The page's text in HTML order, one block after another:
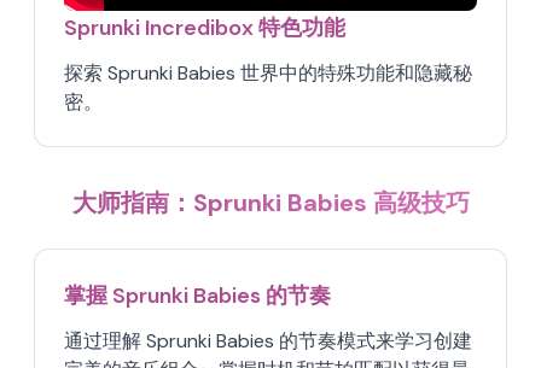
Sprunki Incredibox 特色功能
探索 Sprunki Babies 世界中的特殊功能和隐藏秘
密。
大师指南：Sprunki Babies 高级技巧
掌握 Sprunki Babies 的节奏
通过理解 Sprunki Babies 的节奏模式来学习创建